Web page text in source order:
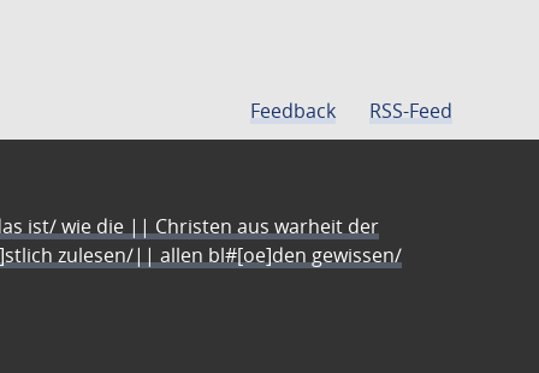
Feedback RSS-Feed
ist/ wie die || Christen aus warheit der
zulesen/|| allen bl#[oe]den gewissen/